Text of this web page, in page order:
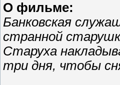
О фильме:
Банковская
странной
Старуха
три дня, чтобы